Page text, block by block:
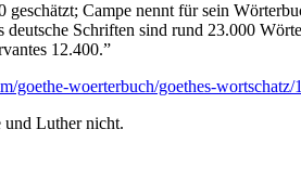
Campe nennt für sein
deutsche Schriften sind rund 23.000
12.400.”
goethe-woerterbuch/goethes-
und Luther nicht.